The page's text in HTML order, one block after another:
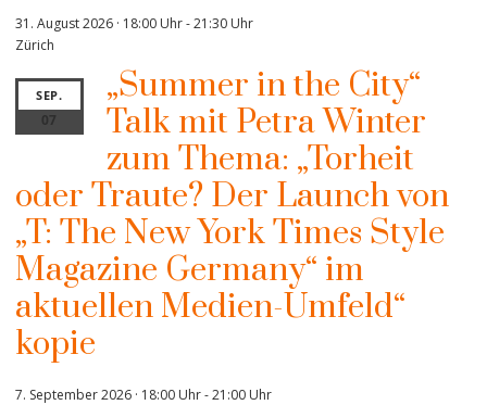
31. August 2026 · 18:00 Uhr-21:30 Uhr
Zürich
SEP.
07
„Summer in the City“
Talk mit Petra Winter
zum Thema: „Torheit
oder Traute? Der Launch von
„T: The New York Times Style
Magazine Germany“ im
aktuellen Medien-Umfeld“
kopie
7. September 2026 · 18:00 Uhr-21:00 Uhr